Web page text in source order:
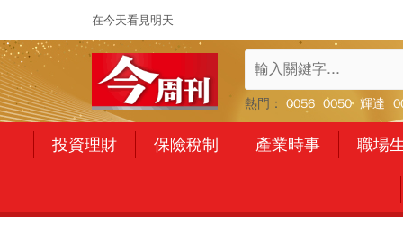
在今天看見明天
熱門： 0056 0050 輝達
投資理財 保險稅制 產業時事 職場